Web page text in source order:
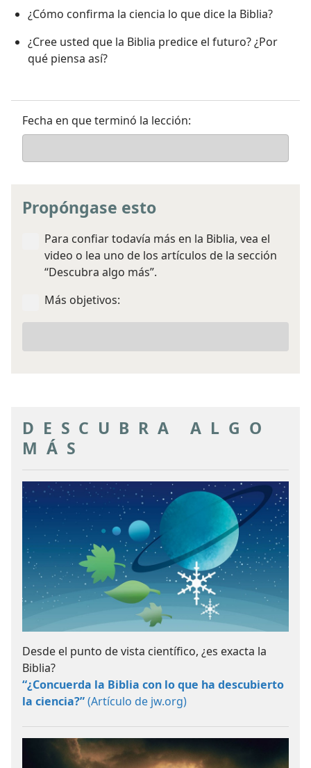
¿Cómo confirma la ciencia lo que dice la Biblia?
¿Cree usted que la Biblia predice el futuro? ¿Por
qué piensa así?
Fecha en que terminó la lección:
Propóngase esto
Para confiar todavía más en la Biblia, vea el
video o lea uno de los artículos de la sección
“Descubra algo más”.
Más objetivos:
objetivos
DESCUBRA ALGO
MÁS
Desde el punto de vista científico, ¿es exacta la
Biblia?
“¿Concuerda la Biblia con lo que ha descubierto
la ciencia?”(Artículo de jw.org)